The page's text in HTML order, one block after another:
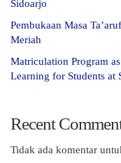
Sidoarjo
Pembukaan Masa
Meriah
Matriculation Program
Learning for Students at
Recent
Tidak ada komentar